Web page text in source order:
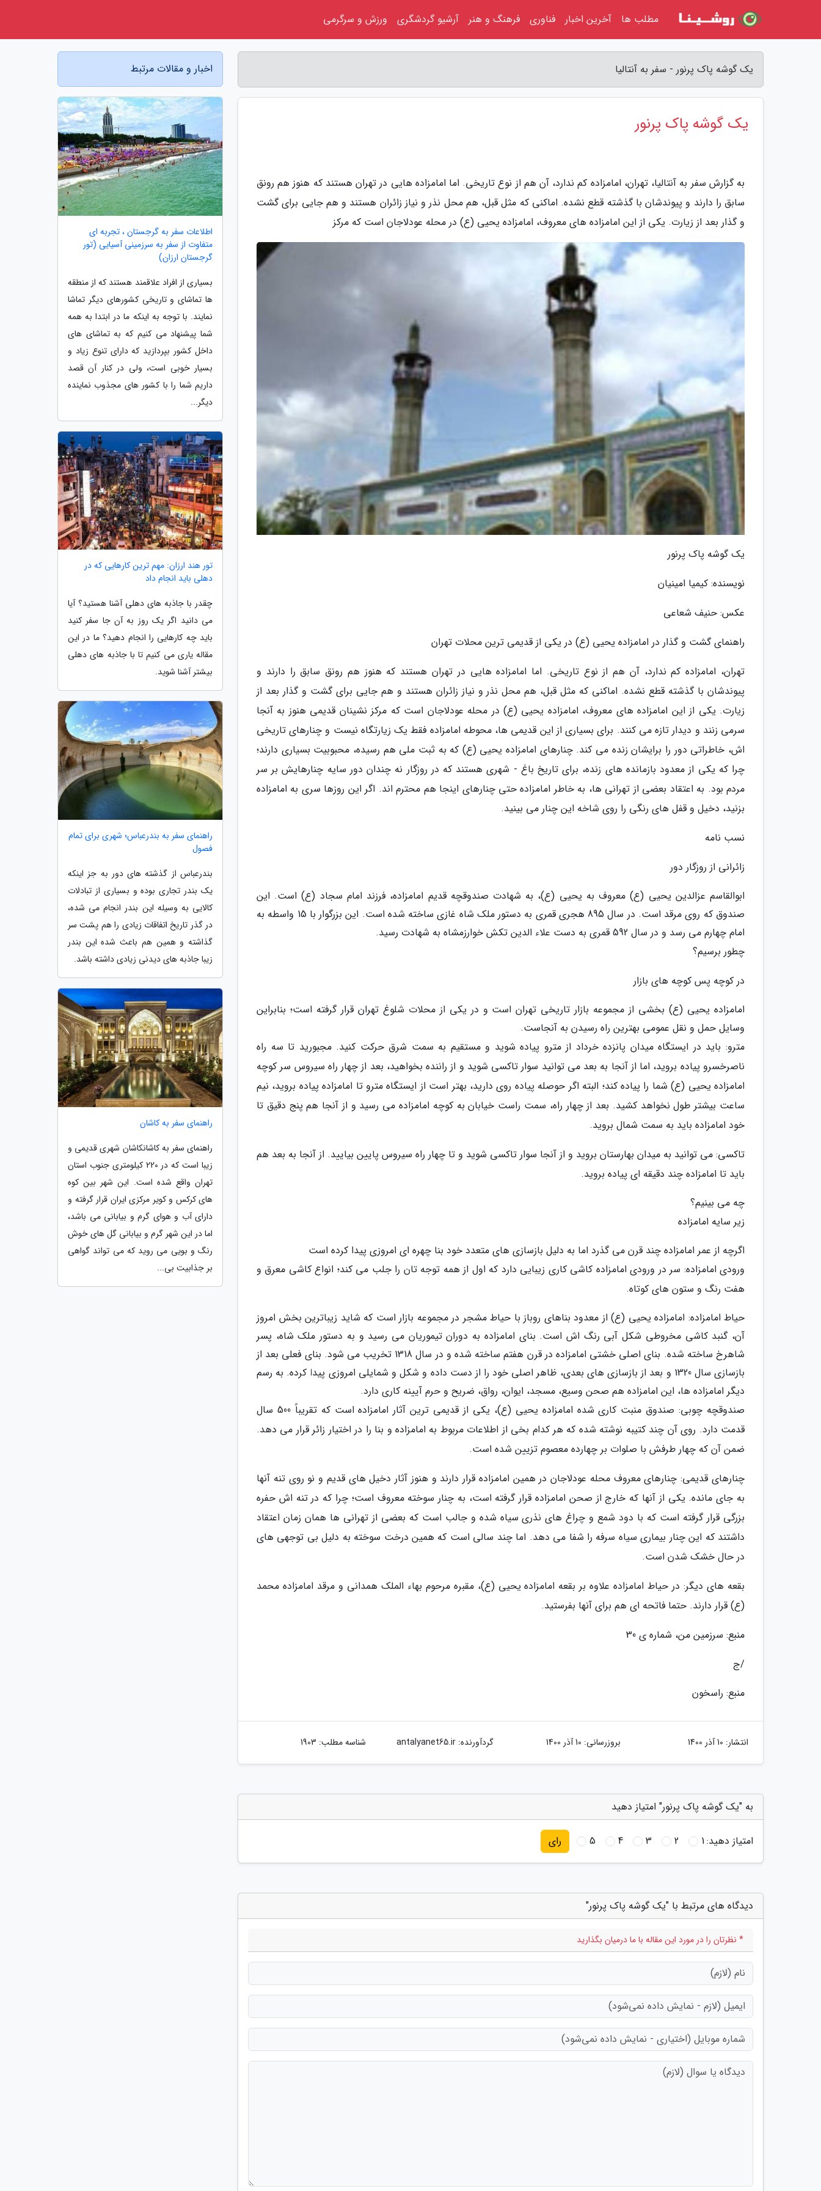
یک گوشه پاک پرنور - سفر به آنتالیا
یک گوشه پاک پرنور
به گزارش سفر به آنتالیا، تهران، امامزاده کم ندارد، آن هم از نوع تاریخی. اما امامزاده هایی در تهران هستند که هنوز هم رونق
سابق را دارند و پیوندشان با گذشته قطع نشده. اماکنی که مثل قبل، هم محل نذر و نیاز زائران هستند و هم جایی برای گشت
و گذار بعد از زیارت. یکی از این امامزاده های معروف، امامزاده یحیی (ع) در محله عودلاجان است که مرکز
یک گوشه پاک پرنور
نویسنده: کیمیا امینیان
عکس: حنیف شعاعی
راهنمای گشت و گذار در امامزاده یحیی (ع) در یکی از قدیمی ترین محلات تهران
تهران، امامزاده کم ندارد، آن هم از نوع تاریخی. اما امامزاده هایی در تهران هستند که هنوز هم رونق سابق را دارند و
پیوندشان با گذشته قطع نشده. اماکنی که مثل قبل، هم محل نذر و نیاز زائران هستند و هم جایی برای گشت و گذار بعد از
زیارت. یکی از این امامزاده های معروف، امامزاده یحیی (ع) در محله عودلاجان است که مرکز نشینان قدیمی هنوز به آنجا
سرمی زنند و دیدار تازه می کنند. برای بسیاری از این قدیمی ها، محوطه امامزاده فقط یک زیارتگاه نیست و چنارهای تاریخی
اش، خاطراتی دور را برایشان زنده می کند. چنارهای امامزاده یحیی (ع) که به ثبت ملی هم رسیده، محبوبیت بسیاری دارند؛
چرا که یکی از معدود بازمانده های زنده، برای تاریخ باغ - شهری هستند که در روزگار نه چندان دور سایه چنارهایش بر سر
مردم بود. به اعتقاد بعضی از تهرانی ها، به خاطر امامزاده حتی چنارهای اینجا هم محترم اند. اگر این روزها سری به امامزاده
بزنید، دخیل و قفل های رنگی را روی شاخه این چنار می بینید.
نسب نامه
زائرانی از روزگار دور
ابوالقاسم عزالدین یحیی (ع) معروف به یحیی (ع)، به شهادت صندوقچه قدیم امامزاده، فرزند امام سجاد (ع) است. این
صندوق که روی مرقد است. در سال 895 هجری قمری به دستور ملک شاه غازی ساخته شده است. این بزرگوار با 15 واسطه به
امام چهارم می رسد و در سال 592 قمری به دست علاء الدین تکش خوارزمشاه به شهادت رسید.
چطور برسیم؟
در کوچه پس کوچه های بازار
امامزاده یحیی (ع) بخشی از مجموعه بازار تاریخی تهران است و در یکی از محلات شلوغ تهران قرار گرفته است؛ بنابراین
وسایل حمل و نقل عمومی بهترین راه رسیدن به آنجاست.
مترو: باید در ایستگاه میدان پانزده خرداد از مترو پیاده شوید و مستقیم به سمت شرق حرکت کنید. مجبورید تا سه راه
ناصرخسرو پیاده بروید، اما از آنجا به بعد می توانید سوار تاکسی شوید و از راننده بخواهید، بعد از چهار راه سیروس سر کوچه
امامزاده یحیی (ع) شما را پیاده کند؛ البته اگر حوصله پیاده روی دارید، بهتر است از ایستگاه مترو تا امامزاده پیاده بروید، نیم
ساعت بیشتر طول نخواهد کشید. بعد از چهار راه، سمت راست خیابان به کوچه امامزاده می رسید و از آنجا هم پنج دقیق تا
خود امامزاده باید به سمت شمال بروید.
تاکسی: می توانید به میدان بهارستان بروید و از آنجا سوار تاکسی شوید و تا چهار راه سیروس پایین بیایید. از آنجا به بعد هم
باید تا امامزاده چند دقیقه ای پیاده بروید.
چه می بینیم؟
زیر سایه امامزاده
اگرچه از عمر امامزاده چند قرن می گذرد اما به دلیل بازسازی های متعدد خود بنا چهره ای امروزی پیدا کرده است
ورودی امامزاده: سر در ورودی امامزاده کاشی کاری زیبایی دارد که اول از همه توجه تان را جلب می کند؛ انواع کاشی معرق و
هفت رنگ و ستون های کوتاه.
حیاط امامزاده: امامزاده یحیی (ع) از معدود بناهای روباز با حیاط مشجر در مجموعه بازار است که شاید زیباترین بخش امروز
آن، گنبد کاشی مخروطی شکل آبی رنگ اش است. بنای امامزاده به دوران تیموریان می رسید و به دستور ملک شاه، پسر
شاهرخ ساخته شده. بنای اصلی خشتی امامزاده در قرن هفتم ساخته شده و در سال 1318 تخریب می شود. بنای فعلی بعد از
بازسازی سال 1320 و بعد از بازسازی های بعدی، ظاهر اصلی خود را از دست داده و شکل و شمایلی امروزی پیدا کرده. به رسم
دیگر امامزاده ها، این امامزاده هم صحن وسیع، مسجد، ایوان، رواق، ضریح و حرم آیینه کاری دارد.
صندوقچه چوبی: صندوق منبت کاری شده امامزاده یحیی (ع)، یکی از قدیمی ترین آثار امامزاده است که تقریباً 500 سال
قدمت دارد. روی آن چند کتیبه نوشته شده که هر کدام بخی از اطلاعات مربوط به امامزاده و بنا را در اختیار زائر قرار می دهد.
ضمن آن که چهار طرفش با صلوات بر چهارده معصوم تزیین شده است.
چنارهای قدیمی: چنارهای معروف محله عودلاجان در همین امامزاده قرار دارند و هنوز آثار دخیل های قدیم و نو روی تنه آنها
به جای مانده. یکی از آنها که خارج از صحن امامزاده قرار گرفته است، به چنار سوخته معروف است؛ چرا که در تنه اش حفره
بزرگی قرار گرفته است که با دود شمع و چراغ های نذری سیاه شده و جالب است که بعضی از تهرانی ها همان زمان اعتقاد
داشتند که این چنار بیماری سیاه سرفه را شفا می دهد. اما چند سالی است که همین درخت سوخته به دلیل بی توجهی های
در حال خشک شدن است.
بقعه های دیگر: در حیاط امامزاده علاوه بر بقعه امامزاده یحیی (ع)، مقبره مرحوم بهاء الملک همدانی و مرقد امامزاده محمد
(ع) قرار دارند. حتما فاتحه ای هم برای آنها بفرستید.
منبع: سرزمین من، شماره ی 30
/ج
منبع: راسخون
انتشار: 10 آذر 1400 بروزرسانی: 10 آذر 1400 گردآورنده:antalyanet65.ir شناسه مطلب: 1903
به "یک گوشه پاک پرنور" امتیاز دهید
امتیاز دهید:1
2
3
4
5 رای
دیدگاه های مرتبط با "یک گوشه پاک پرنور"
* نظرتان را در مورد این مقاله با ما درمیان بگذارید
اخبار و مقالات مرتبط
اطلاعات سفر به گرجستان ، تجربه ای
متفاوت از سفر به سرزمینی آسیایی (تور
گرجستان ارزان)
بسیاری از افراد علاقمند هستند که از منطقه
ها تماشای و تاریخی کشورهای دیگر تماشا
نمایند. با توجه به اینکه ما در ابتدا به همه
شما پیشنهاد می کنیم که به تماشای های
داخل کشور بپردازید که دارای تنوع زیاد و
بسیار خوبی است، ولی در کنار آن قصد
داریم شما را با کشور های مجذوب نماینده
دیگر...
تور هند ارزان: مهم ترین کارهایی که در
دهلی باید انجام داد
چقدر با جاذبه های دهلی آشنا هستید؟ آیا
می دانید اگر یک روز به آن جا سفر کنید
باید چه کارهایی را انجام دهید؟ ما در این
مقاله یاری می کنیم تا با جاذبه های دهلی
بیشتر آشنا شوید.
راهنمای سفر به بندرعباس؛ شهری برای تمام
فصول
بندرعباس از گذشته های دور به جز اینکه
یک بندر تجاری بوده و بسیاری از تبادلات
کالایی به وسیله این بندر انجام می شده،
در گذر تاریخ اتفاقات زیادی را هم پشت سر
گذاشته و همین هم باعث شده این بندر
زیبا جاذبه های دیدنی زیادی داشته باشد.
راهنمای سفر به کاشان
راهنمای سفر به کاشانکاشان شهری قدیمی و
زیبا است که در 220 کیلومتری جنوب استان
تهران واقع شده است. این شهر بین کوه
های کرکس و کویر مرکزی ایران قرار گرفته و
دارای آب و هوای گرم و بیابانی می باشد،
اما در این شهر گرم و بیابانی گل های خوش
رنگ و بویی می روید که می تواند گواهی
بر جذابیت بی...
مطلب ها آخرین اخبار فناوری فرهنگ و هنر آرشیو گردشگری ورزش و سرگرمی